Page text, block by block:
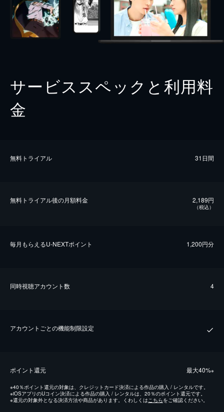
サービススペックと利用料
金
無料トライアル 31日間
無料トライアル後の⽉額料金 2,189円
（税込）
毎⽉もらえるU-NEXTポイント 1,200円分
同時視聴アカウント数 4
アカウントごとの機能制限設定
ポイント還元 最⼤40%※
※40％ポイント還元の対象は、クレジットカード決済による作品の購入 / レンタルです。
※iOSアプリのUコイン決済による作品の購入 / レンタルは、20％のポイント還元です。
※還元の対象外となる決済方法や商品があります。くわしくはこちらをご確認ください。